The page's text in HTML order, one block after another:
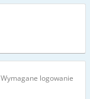
Wymagane logowanie